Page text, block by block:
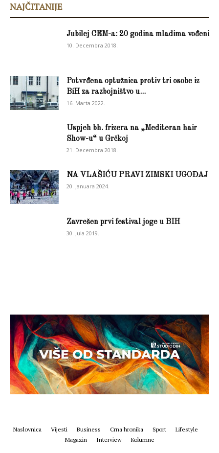
NAJČITANIJE
Jubilej CEM-a: 20 godina mladima vođeni
10. Decembra 2018.
Potvrđena optužnica protiv tri osobe iz
BiH za razbojništvo u...
16. Marta 2022.
Uspjeh bh. frizera na „Mediteran hair
Show-u“ u Grčkoj
21. Decembra 2018.
NA VLAŠIĆU PRAVI ZIMSKI UGOĐAJ
20. Januara 2024.
Zavrešen prvi festival joge u BIH
30. Jula 2019.
Naslovnica Vijesti Business Crna hronika Sport
Lifestyle
Magazin
Interview Kolumne